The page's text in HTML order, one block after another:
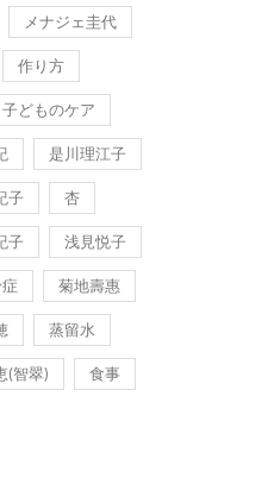
メナジェ圭代
作り方
子どものケア
是川理江子
子 杏
子 浅見悦子
菊地壽惠
蒸留水
(智翠) 食事